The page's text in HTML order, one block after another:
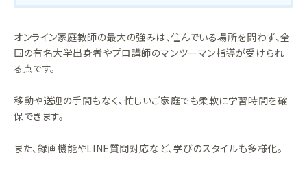
オンライン家庭教師の最大の強みは、住んでいる場所を問わず、全
国の有名大学出身者やプロ講師のマンツーマン指導が受けられ
る点です。
移動や送迎の手間もなく、忙しいご家庭でも柔軟に学習時間を確
保できます。
また、録画機能やLINE質問対応など、学びのスタイルも多様化。